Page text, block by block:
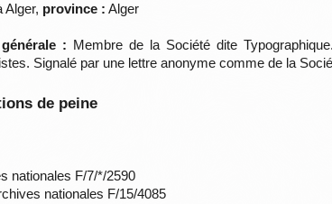
Alger, province : Alger
: Membre de la Société dite
Signalé par une lettre anonyme comme de la
de peine
nationales F/7/*/2590
nationales F/15/4085